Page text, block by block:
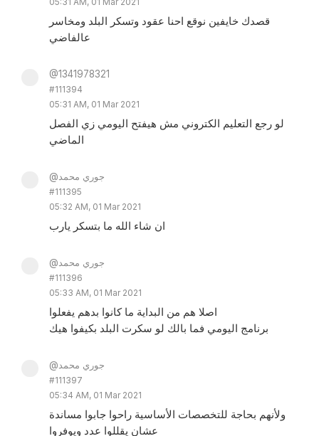
قصدك خايفين نوقع احنا عقود وتسكر البلد ومخاسر
عالفاضي
@1341978321
#111394
05:31 AM, 01 Mar 2021
لو رجع التعليم الكتروني مش هيفتح اليومي زي الفصل
الماضي
@جوري محمد
#111395
05:32 AM, 01 Mar 2021
ان شاء الله ما بتسكر يارب
@جوري محمد
#111396
05:33 AM, 01 Mar 2021
اصلا هم من البداية ما كانوا بدهم يفعلوا
برنامج اليومي فما بالك لو سكرت البلد بكيفوا هيك
@جوري محمد
#111397
05:34 AM, 01 Mar 2021
ولأنهم بحاجة للتخصصات الأساسية راحوا جابوا مساندة
عشان يقللوا عدد ويوفروا